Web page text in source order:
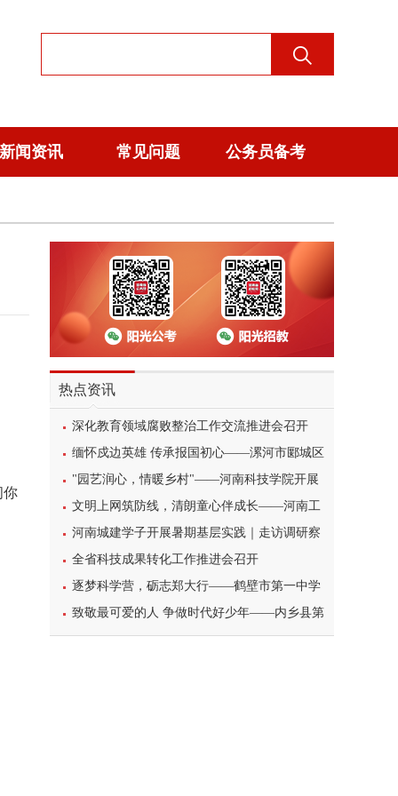
闻资讯 常见问题 公务员备考
热点资讯
深化教育领域腐败整治工作交流推进会召开
缅怀戍边英雄 传承报国初心——漯河市郾城区
东街小学开展八一建军节主题特色教育活动
"园艺润心，情暖乡村"——河南科技学院开展
暑期三下乡心理健康宣讲活动
文明上网筑防线，清朗童心伴成长——河南工
业大学北斗星筑梦志愿服务团队开展科普主题实
践课堂
河南城建学子开展暑期基层实践｜走访调研察
民情，反诈宣传护平安
全省科技成果转化工作推进会召开
逐梦科学营，砺志郑大行——鹤壁市第一中学
学子参加2026年郑州大学高校科学营研学之旅纪
实
致敬最可爱的人 争做时代好少年——内乡县第
一小学开展暑期“八一”建军节主题实践活动
你